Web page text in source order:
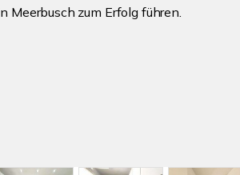
Meerbusch zum Erfolg führen.